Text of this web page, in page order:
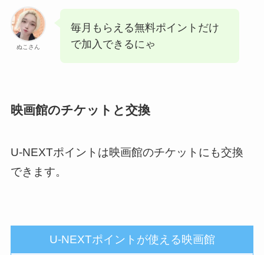
ぬこさん
毎月もらえる無料ポイントだけ
で加入できるにゃ
映画館のチケットと交換
U-NEXTポイントは映画館のチケットにも交換
できます。
U-NEXTポイントが使える映画館